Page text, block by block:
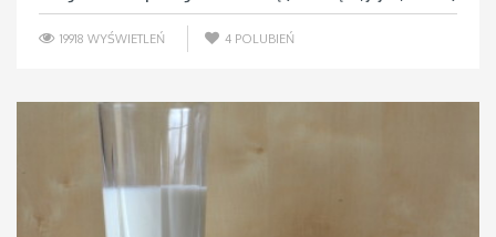
19918 WYŚWIETLEŃ 4 POLUBIEŃ